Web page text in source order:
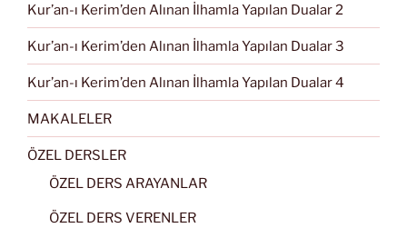
Kur’an-ı Kerim’den Alınan İlhamla Yapılan Dualar 2
Kur’an-ı Kerim’den Alınan İlhamla Yapılan Dualar 3
Kur’an-ı Kerim’den Alınan İlhamla Yapılan Dualar 4
MAKALELER
ÖZEL DERSLER
ÖZEL DERS ARAYANLAR
ÖZEL DERS VERENLER